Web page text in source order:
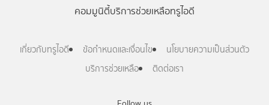
คอมมูนิตี้บริการช่วยเหลือทรูไอดี
เกี่ยวกับทรูไอดี ข้อกำหนดและเงื่อนไข
นโยบายความเป็นส่วนตัว
บริการช่วยเหลือ
ติดต่อเรา